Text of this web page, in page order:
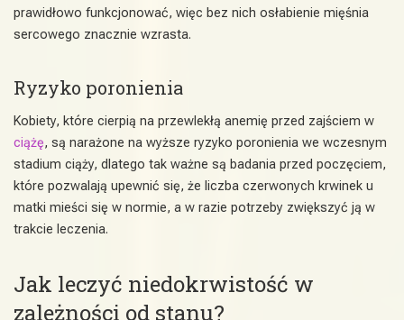
prawidłowo funkcjonować, więc bez nich osłabienie mięśnia
sercowego znacznie wzrasta.
Ryzyko poronienia
Kobiety, które cierpią na przewlekłą anemię przed zajściem w
ciążę, są narażone na wyższe ryzyko poronienia we wczesnym
stadium ciąży, dlatego tak ważne są badania przed poczęciem,
które pozwalają upewnić się, że liczba czerwonych krwinek u
matki mieści się w normie, a w razie potrzeby zwiększyć ją w
trakcie leczenia.
Jak leczyć niedokrwistość w
zależności od stanu?